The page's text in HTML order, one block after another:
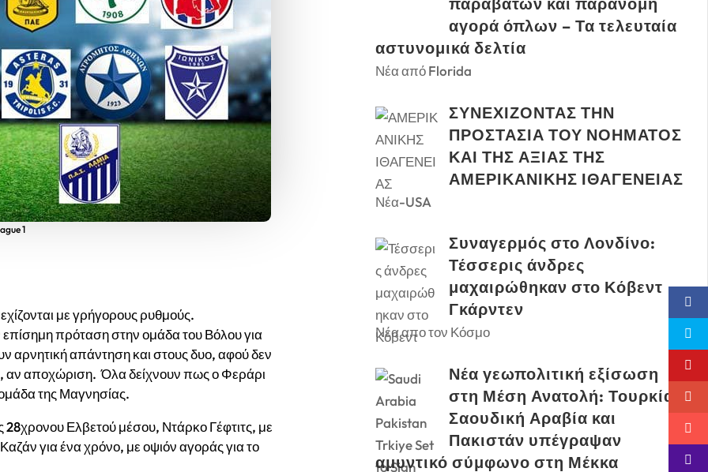
1
με γρήγορους ρυθμούς.
πρόταση στην ομάδα του Βόλου για
αρνητική απάντηση και στους δυο, αφού δεν
αν αποχώριση. Όλα δείχνουν πως ο Φεράρι
της Μαγνησίας.
Ελβετού μέσου, Ντάρκο Γέφτιτς, με
για ένα χρόνο, με οψιόν αγοράς για το
αγορά όπλων – Τα τελευταία
αστυνομικά δελτία
Νέα από Florida
ΣΥΝΕΧΙΖΟΝΤΑΣ ΤΗΝ
ΠΡΟΣΤΑΣΙΑ ΤΟΥ ΝΟΗΜΑΤΟΣ
ΚΑΙ ΤΗΣ ΑΞΙΑΣ ΤΗΣ
ΑΜΕΡΙΚΑΝΙΚΗΣ ΙΘΑΓΕΝΕΙΑΣ
Νέα-USA
Συναγερμός στο Λονδίνο:
Τέσσερις άνδρες
μαχαιρώθηκαν στο Κόβεντ
Γκάρντεν
Νέα απο τον Κόσμο
Νέα γεωπολιτική εξίσωση
στη Μέση Ανατολή: Τουρκία,
Σαουδική Αραβία και
Πακιστάν υπέγραψαν
αμυντικό σύμφωνο στη Μέκκα